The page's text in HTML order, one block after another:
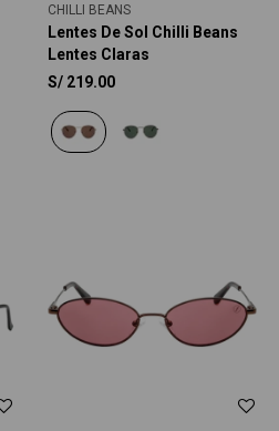
CHILLI BEANS
Lentes De Sol Chilli Beans
Lentes Claras
S/ 219.00